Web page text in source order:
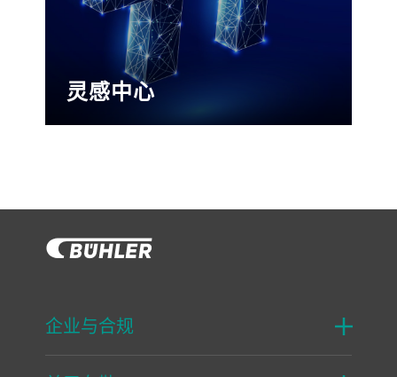
灵感中心
我们所有的故事都汇集在一起的地方。
企业与合规